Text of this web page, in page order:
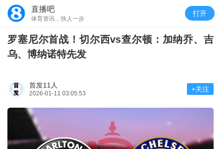
直播吧
体育资讯，快人一步
打开
罗塞尼尔首战！切尔西vs查尔顿：加纳乔、吉
乌、博纳诺特先发
首发11人
2026-01-11 03:05:53
+关注